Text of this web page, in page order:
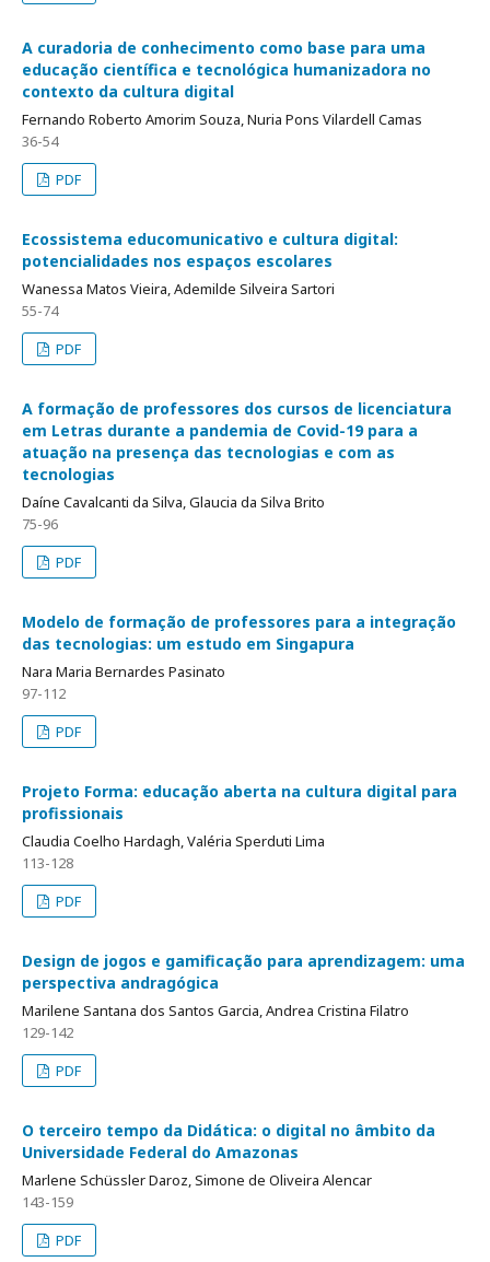
A curadoria de conhecimento como base para uma
educação científica e tecnológica humanizadora no
contexto da cultura digital
Fernando Roberto Amorim Souza, Nuria Pons Vilardell Camas
36-54
PDF
Ecossistema educomunicativo e cultura digital:
potencialidades nos espaços escolares
Wanessa Matos Vieira, Ademilde Silveira Sartori
55-74
PDF
A formação de professores dos cursos de licenciatura
em Letras durante a pandemia de Covid-19 para a
atuação na presença das tecnologias e com as
tecnologias
Daíne Cavalcanti da Silva, Glaucia da Silva Brito
75-96
PDF
Modelo de formação de professores para a integração
das tecnologias: um estudo em Singapura
Nara Maria Bernardes Pasinato
97-112
PDF
Projeto Forma: educação aberta na cultura digital para
profissionais
Claudia Coelho Hardagh, Valéria Sperduti Lima
113-128
PDF
Design de jogos e gamificação para aprendizagem: uma
perspectiva andragógica
Marilene Santana dos Santos Garcia, Andrea Cristina Filatro
129-142
PDF
O terceiro tempo da Didática: o digital no âmbito da
Universidade Federal do Amazonas
Marlene Schüssler Daroz, Simone de Oliveira Alencar
143-159
PDF